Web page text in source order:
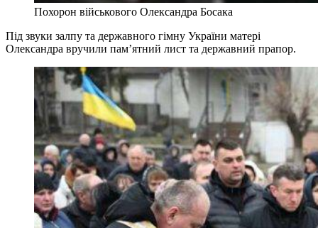
Похорон військового Олександра Босака
Під звуки залпу та державного гімну України матері
Олександра вручили пам’ятний лист та державний прапор.